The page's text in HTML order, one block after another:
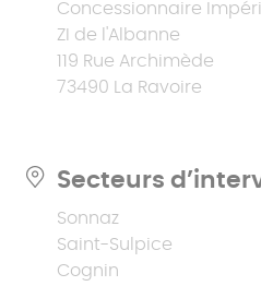
Concessionnaire
ZI de l'Albanne
119 Rue Archimède
73490 La Ravoire
Secteurs
Sonnaz
Saint-Sulpice
Cognin